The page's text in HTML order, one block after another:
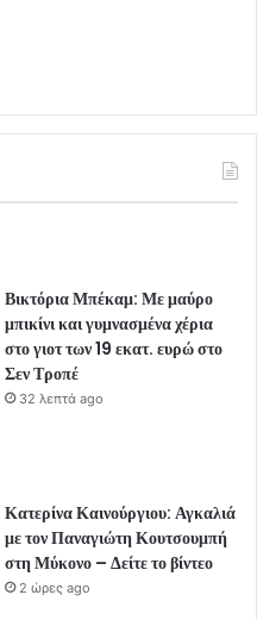
Βικτόρια Μπέκαμ: Με μαύρο
μπικίνι και γυμνασμένα χέρια
στο γιοτ των 19 εκατ. ευρώ στο
Σεν Τροπέ
32 λεπτά ago
Κατερίνα Καινούργιου: Αγκαλιά
με τον Παναγιώτη Κουτσουμπή
στη Μύκονο – Δείτε το βίντεο
2 ώρες ago